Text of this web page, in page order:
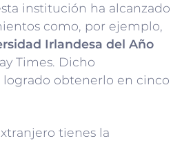
institución ha alcanzado
como, por ejemplo,
Irlandesa del Año
Times. Dicho
obtenerlo en cinco
tienes la